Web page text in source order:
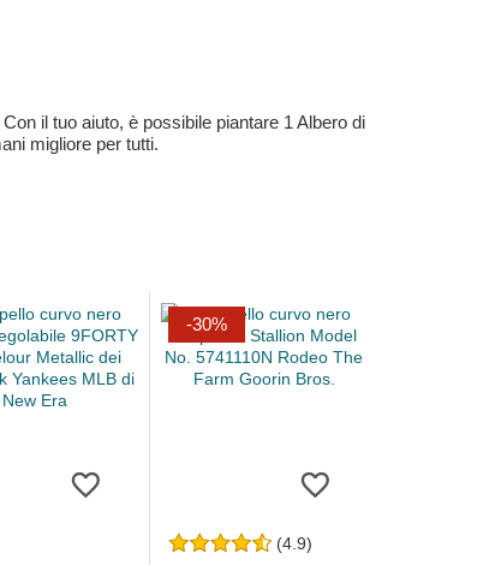
il tuo aiuto, è possibile piantare 1 Albero di
migliore per tutti.
-30%
(4.9)